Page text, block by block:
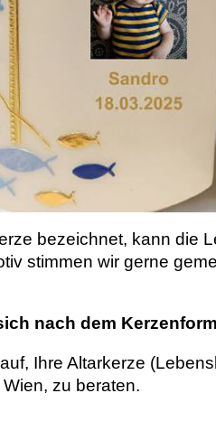
bezeichnet, kann die
stimmen wir gerne
nach dem
Ihre Altarkerze
zu beraten.